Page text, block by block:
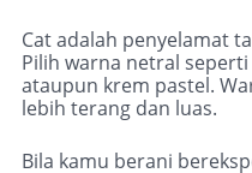
Cat adalah penyelamat
Pilih warna netral
ataupun krem pastel.
lebih terang dan luas.
Bila kamu berani